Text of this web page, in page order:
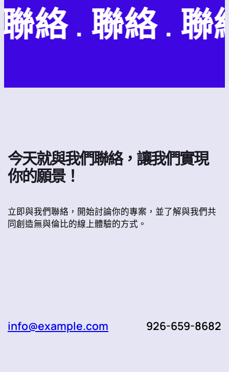
絡 . 聯絡 . 聯
今天就與我們聯絡，讓我們實現
你的願景！
立即與我們聯絡，開始討論你的專案，並了解與我們共
同創造無與倫比的線上體驗的方式。
info@example.com 926-659-8682